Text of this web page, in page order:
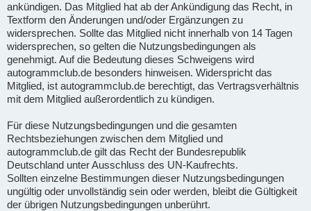
ankündigen. Das Mitglied hat ab der Ankündigung das Recht, in
Textform den Änderungen und/oder Ergänzungen zu
widersprechen. Sollte das Mitglied nicht innerhalb von 14 Tagen
widersprechen, so gelten die Nutzungsbedingungen als
genehmigt. Auf die Bedeutung dieses Schweigens wird
autogrammclub.de besonders hinweisen. Widerspricht das
Mitglied, ist autogrammclub.de berechtigt, das Vertragsverhältnis
mit dem Mitglied außerordentlich zu kündigen.
Für diese Nutzungsbedingungen und die gesamten
Rechtsbeziehungen zwischen dem Mitglied und
autogrammclub.de gilt das Recht der Bundesrepublik
Deutschland unter Ausschluss des UN-Kaufrechts.
Sollten einzelne Bestimmungen dieser Nutzungsbedingungen
ungültig oder unvollständig sein oder werden, bleibt die Gültigkeit
der übrigen Nutzungsbedingungen unberührt.